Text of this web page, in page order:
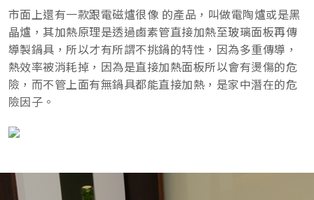
市面上還有一款跟電磁爐很像 的產品，叫做電陶爐或是黑
晶爐，其加熱原理是透過鹵素管直接加熱至玻璃面板再傳
導製鍋具，所以才有所謂不挑鍋的特性，因為多重傳導，
熱效率被消耗掉，因為是直接加熱面板所以會有燙傷的危
險，而不管上面有無鍋具都能直接加熱，是家中潛在的危
險因子。